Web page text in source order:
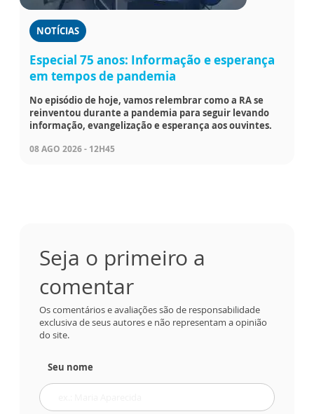
NOTÍCIAS
Especial 75 anos: Informação e esperança
em tempos de pandemia
No episódio de hoje, vamos relembrar como a RA se
reinventou durante a pandemia para seguir levando
informação, evangelização e esperança aos ouvintes.
08 AGO 2026 - 12H45
Seja o primeiro a
comentar
Os comentários e avaliações são de responsabilidade
exclusiva de seus autores e não representam a opinião
do site.
Seu nome